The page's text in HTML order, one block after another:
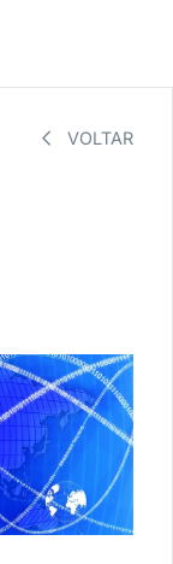
VOLTAR